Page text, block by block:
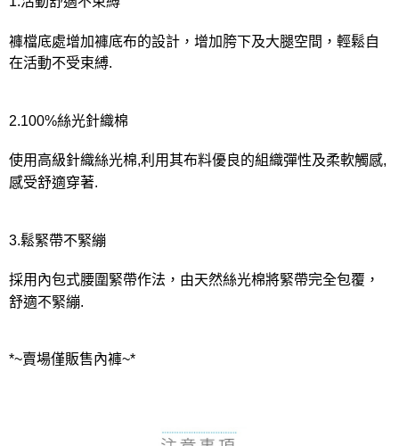
褲檔底處增加褲底布的設計，增加胯下及大腿空間，輕鬆自
在活動不受束縛.
2.100%絲光針織棉
使用高級針織絲光棉,利用其布料優良的組織彈性及柔軟觸感,
感受舒適穿著.
3.鬆緊帶不緊繃
採用內包式腰圍緊帶作法，由天然絲光棉將緊帶完全包覆，
舒適不緊繃.
*~賣場僅販售內褲~*